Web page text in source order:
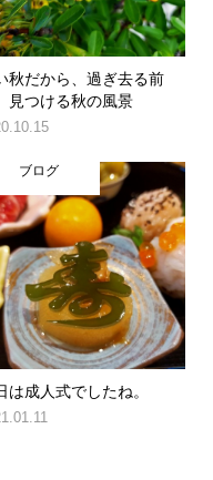
秋だから、過ぎ去る前
見つける秋の風景
ブログ
は成人式でしたね。